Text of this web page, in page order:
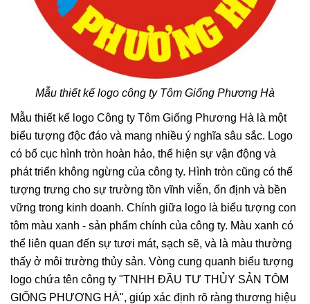
Mẫu thiết kế logo công ty Tôm Giống Phương Hà
Mẫu thiết kế logo Công ty Tôm Giống Phương Hà là một
biểu tượng độc đáo và mang nhiều ý nghĩa sâu sắc. Logo
có bố cục hình tròn hoàn hảo, thể hiện sự vận động và
phát triển không ngừng của công ty. Hình tròn cũng có thể
tượng trưng cho sự trường tồn vĩnh viễn, ổn định và bền
vững trong kinh doanh. Chính giữa logo là biểu tượng con
tôm màu xanh - sản phẩm chính của công ty. Màu xanh có
thể liên quan đến sự tươi mát, sạch sẽ, và là màu thường
thấy ở môi trường thủy sản. Vòng cung quanh biểu tượng
logo chứa tên công ty "TNHH ĐẦU TƯ THỦY SẢN TÔM
GIỐNG PHƯƠNG HÀ", giúp xác định rõ ràng thương hiệu